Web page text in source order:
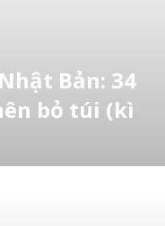
Bản: 34
bỏ túi (kì
nước độc đáo và thu